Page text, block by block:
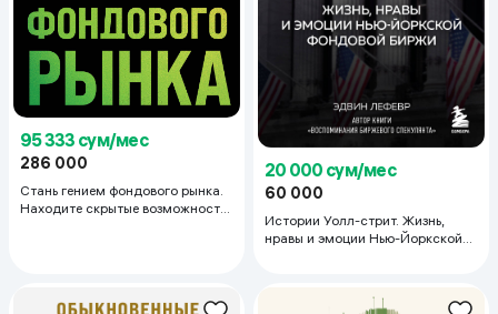
95 333 сум/мес
286 000
Стань гением фондового рынка.
Находите скрытые возможности
20 000 сум/мес
60 000
Истории Уолл-стрит. Жизнь,
нравы и эмоции Нью-Йоркской